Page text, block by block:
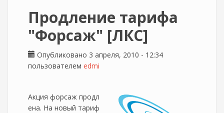
Продление тарифа
"Форсаж" [ЛКС]
Опубликовано 3 апреля, 2010 - 12:34
пользователем edmi
Акция форсаж продл
ена. На новый тариф